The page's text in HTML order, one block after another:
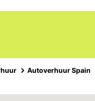
Autoverhuur Spain